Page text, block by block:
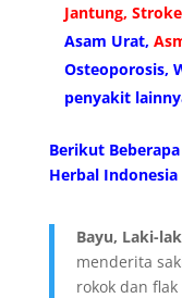
Jantung,
Asam Urat,
Osteoporosis,
penyakit
Berikut
Herbal Indonesia
Bayu, Laki-
menderita
rokok dan